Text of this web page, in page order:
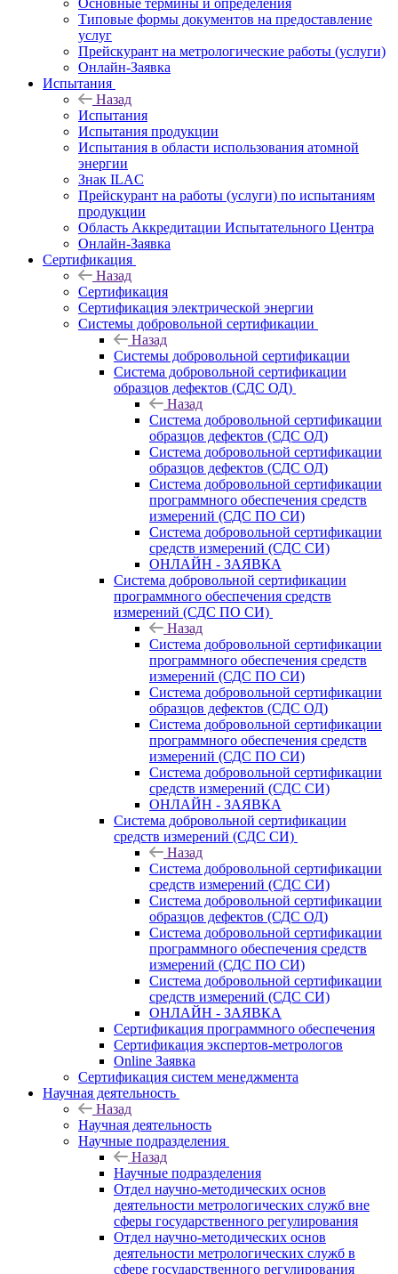
Основные термины и определения
Типовые формы документов на предоставление
услуг
Прейскурант на метрологические работы (услуги)
Онлайн-Заявка
Испытания
Назад
Испытания
Испытания продукции
Испытания в области использования атомной
энергии
Знак ILAC
Прейскурант на работы (услуги) по испытаниям
продукции
Область Аккредитации Испытательного Центра
Онлайн-Заявка
Сертификация
Назад
Сертификация
Сертификация электрической энергии
Системы добровольной сертификации
Назад
Системы добровольной сертификации
Система добровольной сертификации
образцов дефектов (СДС ОД)
Назад
Система добровольной сертификации
образцов дефектов (СДС ОД)
Система добровольной сертификации
образцов дефектов (СДС ОД)
Система добровольной сертификации
программного обеспечения средств
измерений (СДС ПО СИ)
Система добровольной сертификации
средств измерений (СДС СИ)
ОНЛАЙН - ЗАЯВКА
Система добровольной сертификации
программного обеспечения средств
измерений (СДС ПО СИ)
Назад
Система добровольной сертификации
программного обеспечения средств
измерений (СДС ПО СИ)
Система добровольной сертификации
образцов дефектов (СДС ОД)
Система добровольной сертификации
программного обеспечения средств
измерений (СДС ПО СИ)
Система добровольной сертификации
средств измерений (СДС СИ)
ОНЛАЙН - ЗАЯВКА
Система добровольной сертификации
средств измерений (СДС СИ)
Назад
Система добровольной сертификации
средств измерений (СДС СИ)
Система добровольной сертификации
образцов дефектов (СДС ОД)
Система добровольной сертификации
программного обеспечения средств
измерений (СДС ПО СИ)
Система добровольной сертификации
средств измерений (СДС СИ)
ОНЛАЙН - ЗАЯВКА
Сертификация программного обеспечения
Сертификация экспертов-метрологов
Online Заявка
Сертификация систем менеджмента
Научная деятельность
Назад
Научная деятельность
Научные подразделения
Назад
Научные подразделения
Отдел научно-методических основ
деятельности метрологических служб вне
сферы государственного регулирования
Отдел научно-методических основ
деятельности метрологических служб в
сфере государственного регулирования